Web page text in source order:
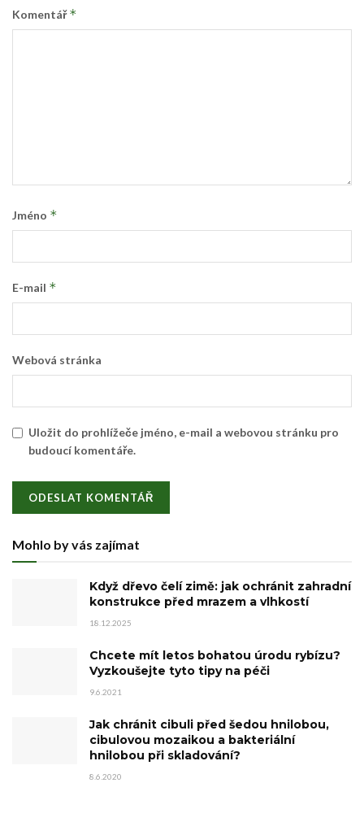
Komentář*
Jméno *
E-mail *
Webová stránka
Uložit do prohlížeče jméno, e-mail a webovou stránku pro
budoucí komentáře.
Mohlo by vás zajímat
Když dřevo čelí zimě: jak ochránit zahradní
konstrukce před mrazem a vlhkostí
18.12.2025
Chcete mít letos bohatou úrodu rybízu?
Vyzkoušejte tyto tipy na péči
9.6.2021
Jak chránit cibuli před šedou hnilobou,
cibulovou mozaikou a bakteriální
hnilobou při skladování?
8.6.2020